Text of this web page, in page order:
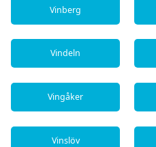
Vinberg
Vindeln
Vingåker
Vinslöv